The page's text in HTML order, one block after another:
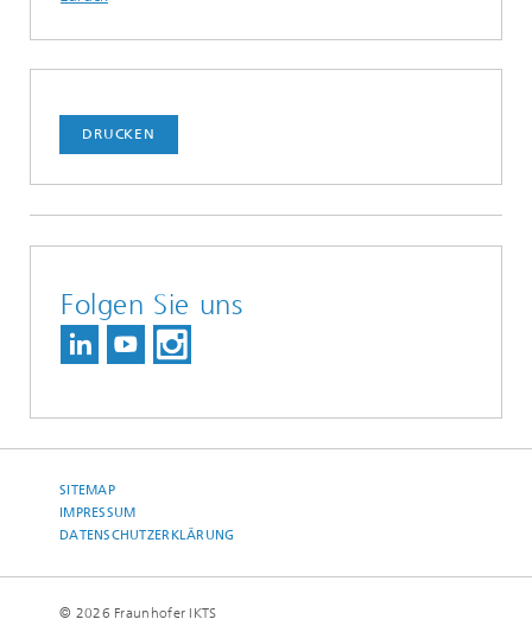
DRUCKEN
Folgen Sie uns
SITEMAP
IMPRESSUM
DATENSCHUTZERKLÄRUNG
© 2026 Fraunhofer IKTS